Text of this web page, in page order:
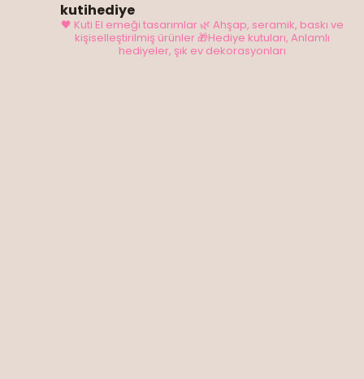
kutihediye
🖤 Kuti El emeği tasarımlar 🌿 Ahşap, seramik, baskı ve
kişiselleştirilmiş ürünler 🎁Hediye kutuları, Anlamlı
hediyeler, şık ev dekorasyonları